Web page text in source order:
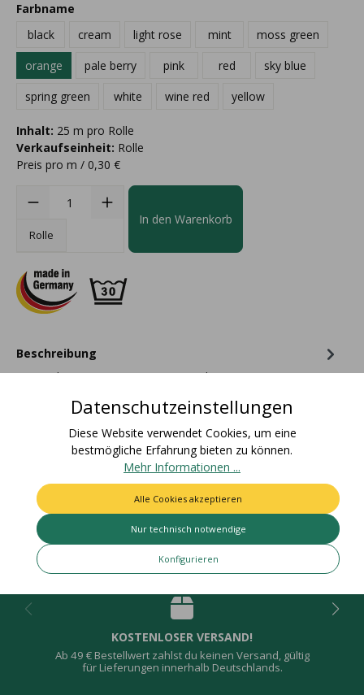
Farbname
black
cream light rose mint
moss green
orange
pale berry pink red
sky blue
spring green
white wine red yellow
Inhalt: 25 m pro Rolle
Verkaufseinheit: Rolle
Preis pro m / 0,30 €
Rolle
In den Warenkorb
Beschreibung
Materialzusammensetzung: 73% Polyester, 27%
DeutschlandEAN Rolle: 4015275466…Mehr
Bewertungen
Deine Vorteile
KOSTENLOSER VERSAND!
Ab 49 € Bestellwert zahlst du keinen Versand, gültig
für Lieferungen innerhalb Deutschlands.
Datenschutzeinstellungen
Diese Website verwendet Cookies, um eine
bestmögliche Erfahrung bieten zu können.
Mehr Informationen ...
Nur technisch notwendige
Konfigurieren
Alle Cookies akzeptieren